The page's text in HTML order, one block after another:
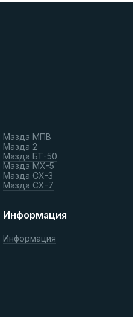
Мазда МПВ
Мазда 2
Мазда БТ-50
Мазда МХ-5
Мазда СХ-3
Мазда СХ-7
Информация
Информация